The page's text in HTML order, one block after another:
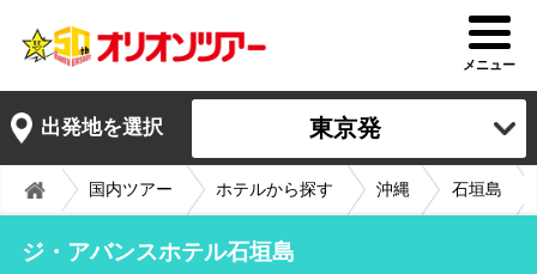
メニュー
出発地を選択 東京発
国内ツアー ホテルから探す 沖縄 石垣島
ジ・アバンスホテル石垣島